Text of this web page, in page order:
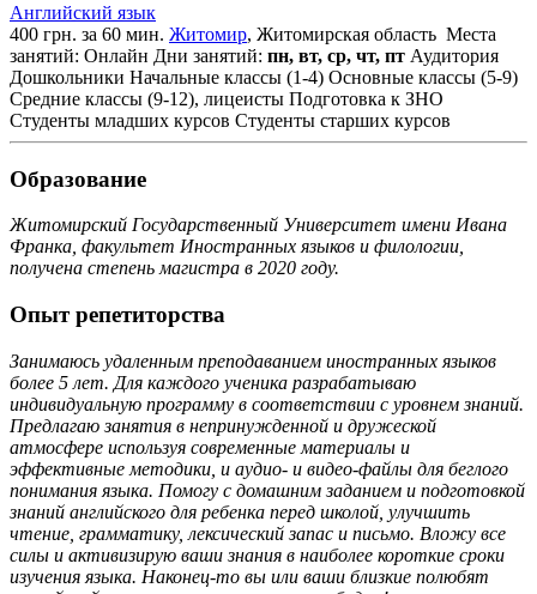
Английский язык
400 грн. за 60 мин. Житомир, Житомирская область Места
занятий: Онлайн Дни занятий: пн, вт, ср, чт, пт Аудитория
Дошкольники Начальные классы (1-4) Основные классы (5-9)
Средние классы (9-12), лицеисты Подготовка к ЗНО
Студенты младших курсов Студенты старших курсов
Образование
Житомирский Государственный Университет имени Ивана
Франка, факультет Иностранных языков и филологии,
получена степень магистра в 2020 году.
Опыт репетиторства
Занимаюсь удаленным преподаванием иностранных языков
более 5 лет. Для каждого ученика разрабатываю
индивидуальную программу в соответствии с уровнем знаний.
Предлагаю занятия в непринужденной и дружеской
атмосфере используя современные материалы и
эффективные методики, и аудио- и видео-файлы для беглого
понимания языка. Помогу с домашним заданием и подготовкой
знаний английского для ребенка перед школой, улучшить
чтение, грамматику, лексический запас и письмо. Вложу все
силы и активизирую ваши знания в наиболее короткие сроки
изучения языка. Наконец-то вы или ваши близкие полюбят